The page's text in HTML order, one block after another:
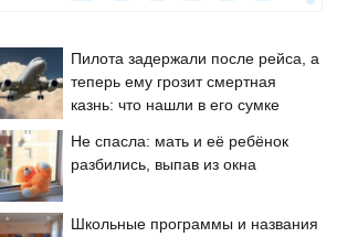
Пилота задержали после рейса, а
теперь ему грозит смертная
казнь: что нашли в его сумке
Не спасла: мать и её ребёнок
разбились, выпав из окна
Школьные программы и названия